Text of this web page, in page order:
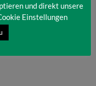
und direkt unsere
Einstellungen